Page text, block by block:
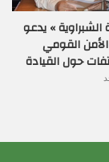
» يدعو
القومي
حول القيادة